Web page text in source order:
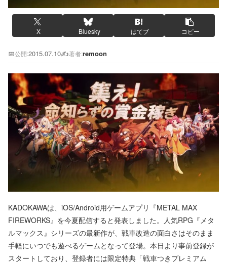
X Bluesky はてブ コピー
📅公開:2015.07.10✍️著者:remoon
KADOKAWAは、iOS/Android用ゲームアプリ『METAL MAX
FIREWORKS』を今夏配信すると発表しました。人気RPG『メタ
ルマックス』シリーズの最新作が、戦車改造の面白さはそのまま
手軽にいつでも遊べるゲームとなって登場。本日より事前登録が
スタートしており、登録者には限定特典「戦車つきプレミアム